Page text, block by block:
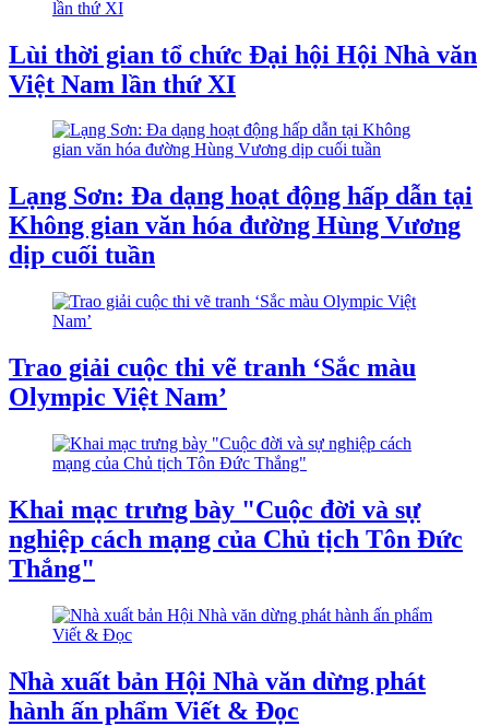
Lùi thời gian tổ chức Đại hội Hội Nhà văn
Việt Nam lần thứ XI
Lạng Sơn: Đa dạng hoạt động hấp dẫn tại
Không gian văn hóa đường Hùng Vương
dịp cuối tuần
Trao giải cuộc thi vẽ tranh ‘Sắc màu
Olympic Việt Nam’
Khai mạc trưng bày "Cuộc đời và sự
nghiệp cách mạng của Chủ tịch Tôn Đức
Thắng"
Nhà xuất bản Hội Nhà văn dừng phát
hành ấn phẩm Viết & Đọc